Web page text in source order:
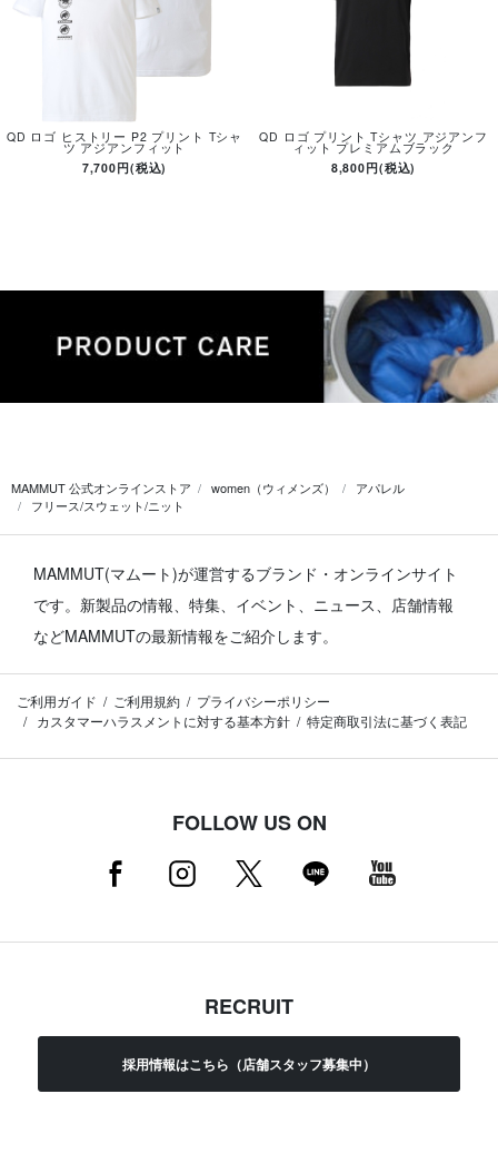
QD ロゴ ヒストリー P2 プリント Tシャ
ツ アジアンフィット
7,700円(税込)
QD ロゴ プリント Tシャツ アジアンフ
ィット プレミアムブラック
8,800円(税込)
MAMMUT 公式オンラインストア women（ウィメンズ）
アパレル
フリース/スウェット/ニット
MAMMUT(マムート)が運営するブランド・オンラインサイト
です。 新製品の情報、特集、イベント、ニュース、店舗情報
などMAMMUTの最新情報をご紹介します。
ご利用ガイド ご利用規約
プライバシーポリシー
カスタマーハラスメントに対する基本方針
特定商取引法に基づく表記
FOLLOW US ON
RECRUIT
採用情報はこちら（店舗スタッフ募集中）